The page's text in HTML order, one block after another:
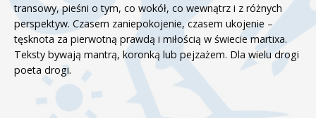
transowy, pieśni o tym, co wokół, co wewnątrz i z różnych
perspektyw. Czasem zaniepokojenie, czasem ukojenie –
tęsknota za pierwotną prawdą i miłością w świecie martixa.
Teksty bywają mantrą, koronką lub pejzażem. Dla wielu drogi
poeta drogi.